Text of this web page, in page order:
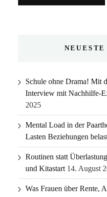
Schule ohne Drama! Mit
Interview mit Nachhilfe-
2025
Mental Load in der
Lasten Beziehungen
Routinen statt
und Kitastart 14. August
Was Frauen über Rente,